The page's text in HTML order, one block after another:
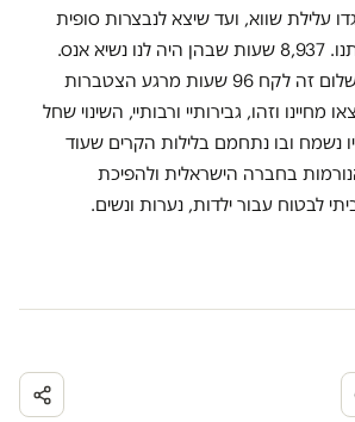
עלילת שווא, ועד שיצא לנבצרות סופית
ולא חזר להטריד אותנו. 8,937 שעות שבהן היה לנו נשיא אנס.
אצל ינון מגל וסילבן שלום זה לקח 96 שעות מרגע הצטברות
מחיינו וזהו, גבירותיי ורבותיי, השינוי שחל
נשמח ובו נתחמם בלילות הקרים שעוד
הנורמות בחברה הישראלית ולהפיכת
לבטוח עבור ילדות, נערות ונשים.